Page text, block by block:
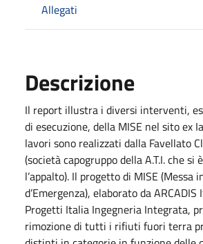
Allegati
Descrizione
Il report illustra i diversi interventi,
di esecuzione, della MISE nel sito ex
lavori sono realizzati dalla Favellato
(società capogruppo della A.T.I. che si
l’appalto). Il progetto di MISE (Messa
d’Emergenza), elaborato da
Progetti Italia Ingegneria Integrata,
rimozione di tutti i rifiuti fuori terra